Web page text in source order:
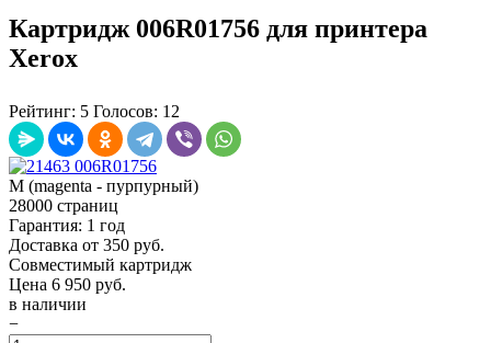
Картридж 006R01756 для принтера
Xerox
Рейтинг: 5 Голосов: 12
M (magenta - пурпурный)
28000 страниц
Гарантия: 1 год
Доставка от 350 руб.
Совместимый картридж
Цена 6 950 руб.
в наличии
−